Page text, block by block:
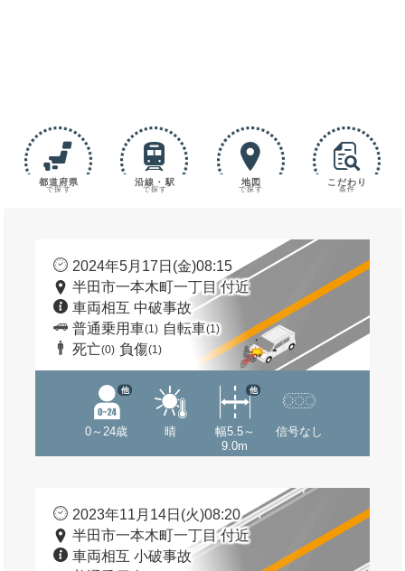
都道府県
で探す
沿線・駅
で探す
地図
で探す
こだわり
条件
2024年5月17日(金)08:15
半田市一本木町一丁目 付近
車両相互 中破事故
普通乗用車(1) 自転車(1)
死亡(0) 負傷(1)
0～24歳
他
晴
幅5.5～
9.0m
他
信号なし
2023年11月14日(火)08:20
半田市一本木町一丁目 付近
車両相互 小破事故